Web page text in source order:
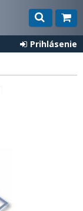
Prihlásenie